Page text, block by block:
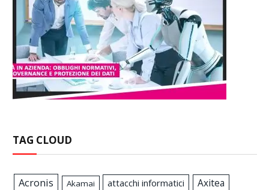
TAG CLOUD
Acronis Akamai attacchi informatici Axitea